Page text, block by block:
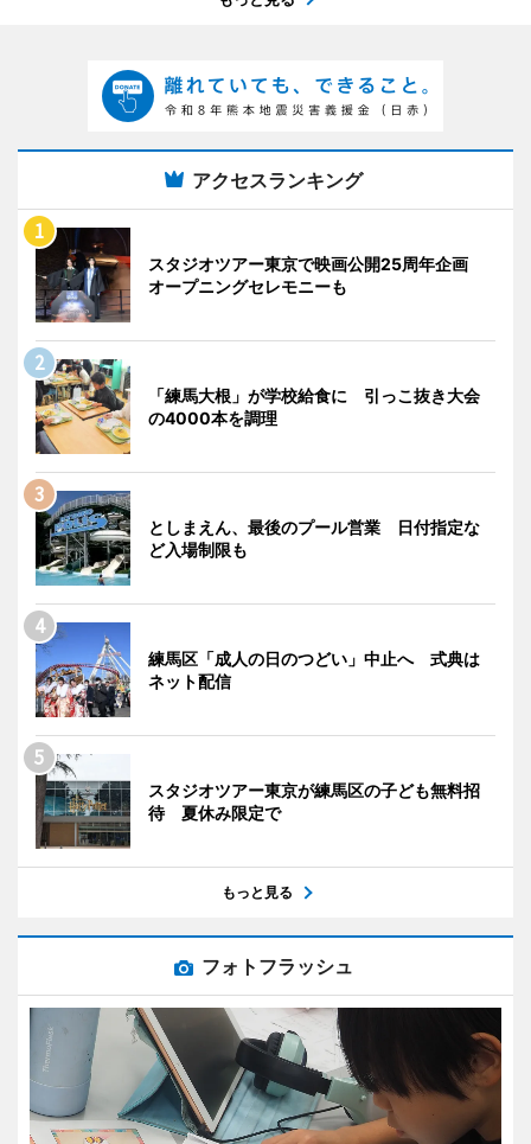
アクセスランキング
スタジオツアー東京で映画公開25周年企画
オープニングセレモニーも
「練馬大根」が学校給食に 引っこ抜き大会
の4000本を調理
としまえん、最後のプール営業 日付指定な
ど入場制限も
練馬区「成人の日のつどい」中止へ 式典は
ネット配信
スタジオツアー東京が練馬区の子ども無料招
待 夏休み限定で
もっと見る
フォトフラッシュ